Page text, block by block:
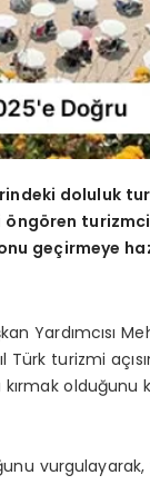
doluluk
geçirmeye
Yardımcısı
turizmi
olduğunu
vurgulayarak,